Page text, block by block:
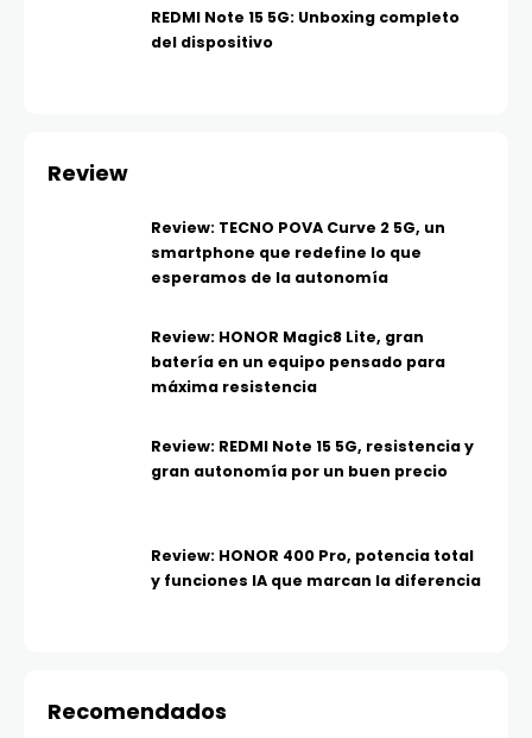
REDMI Note 15 5G: Unboxing completo
del dispositivo
Review
Review: TECNO POVA Curve 2 5G, un
smartphone que redefine lo que
esperamos de la autonomía
Review: HONOR Magic8 Lite, gran
batería en un equipo pensado para
máxima resistencia
Review: REDMI Note 15 5G, resistencia y
gran autonomía por un buen precio
Review: HONOR 400 Pro, potencia total
y funciones IA que marcan la diferencia
Recomendados